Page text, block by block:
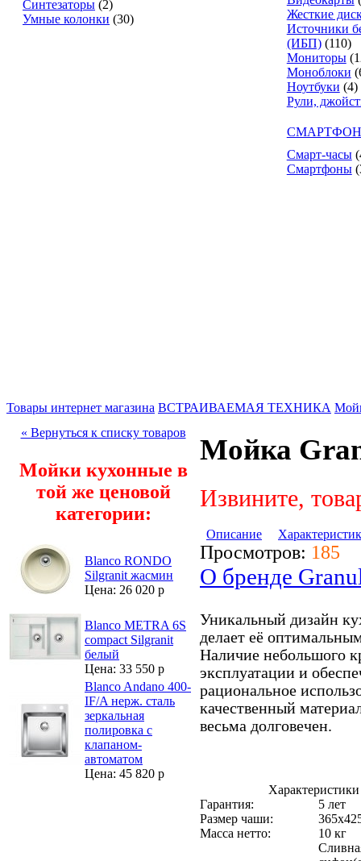
Синтезаторы (2)
Умные колонки (30)
Жесткие
Источники
(ИБП) (110)
Мониторы
Моноблоки
Ноутбуки (4)
Рули,
Смарт-часы
Смартфоны
Товары интернет магазина ВСТРАИВАЕМАЯ ТЕХНИКА
« Вернуться к списку товаров
Мойки кухонные в
той же ценовой
категории:
Blanco RONDO
Silgranit жасмин
Цена: 26 020 р
Blanco METRA 6S
compact Silgranit
белый
Цена: 33 550 р
Blanco Andano 400-
IF/A нерж. сталь
зеркальная
полировка с
клапаном-
автоматом
Цена: 45 820 р
Мойка
Извините,
Описание
Просмотров: 185
О бренде
Уникальный дизайн
делает её
Наличие небольшого
эксплуатации и
рациональное
качественный
весьма долговечен.
Гарантия:
5 лет
Размер чаши:
Масса нетто:
10 кг